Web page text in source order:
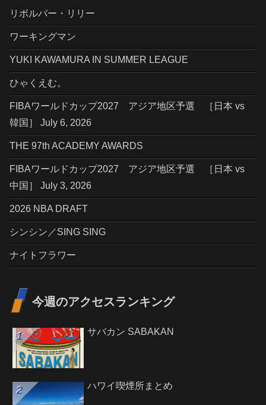
リボルバー・リリー
ワーキングマン
YUKI KAWAMURA IN SUMMER LEAGUE
ひゃくえむ。
FIBAワールドカップ2027 アジア地区予選 ［日本 vs
韓国］ July 6, 2026
THE 97th ACADEMY AWARDS
FIBAワールドカップ2027 アジア地区予選 ［日本 vs
中国］ July 3, 2026
2026 NBA DRAFT
シンシン／SING SING
ナイトフラワー
今週のアクセスランキング
サバカン SABAKAN
ハワイ喫煙所まとめ